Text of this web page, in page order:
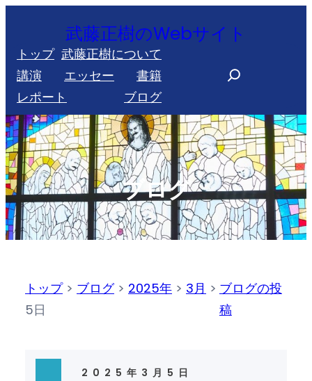
を
ス
キ
ッ
プ
武藤正樹のWebサイト
トップ 武藤正樹について
講演
エッセー
書籍
レポート
ブログ
r
c
h
ブログ
トップ> ブログ> 2025年 > 3月 >
5日
ブログの投
稿
2025年3月5日